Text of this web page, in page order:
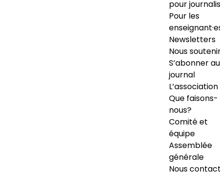
pour
Pour les
Newsletters
Nous
S’abonner au
journal
L’association
Que faisons-
nous?
Comité et
équipe
Assemblée
générale
Nous